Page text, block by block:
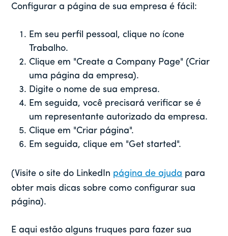
Configurar a página de sua empresa é fácil:
Em seu perfil pessoal, clique no ícone
Trabalho.
Clique em "Create a Company Page" (Criar
uma página da empresa).
Digite o nome de sua empresa.
Em seguida, você precisará verificar se é
um representante autorizado da empresa.
Clique em "Criar página".
Em seguida, clique em "Get started".
(Visite o site do LinkedIn página de ajuda para
obter mais dicas sobre como configurar sua
página).
E aqui estão alguns truques para fazer sua